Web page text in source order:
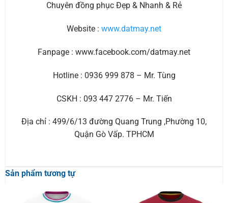
Chuyên đồng phục Đẹp & Nhanh & Rẻ
Website : www.datmay.net
Fanpage : www.facebook.com/datmay.net
Hotline : 0936 999 878 – Mr. Tùng
CSKH : 093 447 2776 – Mr. Tiến
Địa chỉ : 499/6/13 đường Quang Trung ,Phường 10,
Quận Gò Vấp. TPHCM
Sản phẩm tương tự